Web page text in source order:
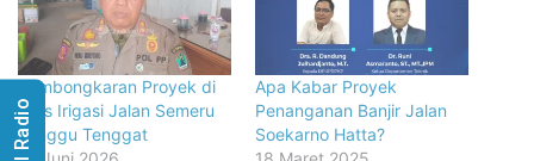
Pembongkaran Proyek di
Atas Irigasi Jalan Semeru
Tunggu Tenggat
Apa Kabar Proyek
Penanganan Banjir Jalan
Soekarno Hatta?